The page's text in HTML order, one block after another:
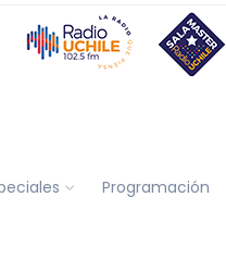
Programación